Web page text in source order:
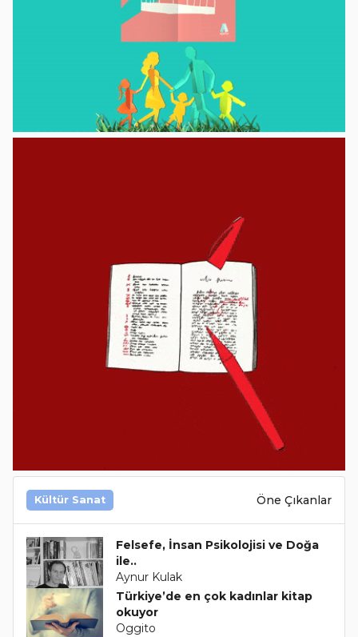
Kültür Sanat Öne Çıkanlar
Felsefe, İnsan Psikolojisi ve Doğa
ile..
Aynur Kulak
Türkiye’de en çok kadınlar kitap
okuyor
Oggito